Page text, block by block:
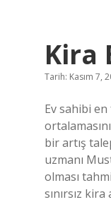
Kira
Tarih: Kasım 7,
Ev sahibi
bir artış
uzmanı
olması
sınırsız